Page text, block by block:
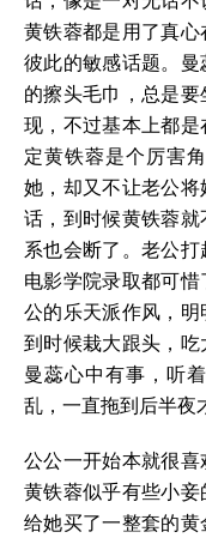
黄铁蓉都是用了真
彼此的敏感话题。
的擦头毛巾，总是
现，不过基本上都
定黄铁蓉是个厉害
她，却又不让老公
话，到时候黄铁蓉
系也会断了。老公
电影学院录取都可
公的乐天派作风，明
到时候栽大跟头，吃
曼蕊心中有事，听
乱，一直拖到后半夜
公公一开始本就很喜
黄铁蓉似乎有些小
给她买了一整套的